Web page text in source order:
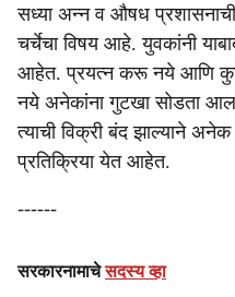
सध्या अन्न व औषध प्रशासनाची
चर्चेचा विषय आहे. युवकांनी
आहेत. प्रयत्न करू नये आणि
नये अनेकांना गुटखा सोडता आला
त्याची विक्री बंद झाल्याने
प्रतिक्रिया येत आहेत.
------
सरकारनामाचेसदस्य व्हा